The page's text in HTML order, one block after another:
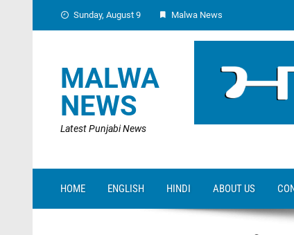
Sunday, August 9 Malwa News
MALWA
NEWS
Latest Punjabi News
HOME ENGLISH HINDI ABOUT US